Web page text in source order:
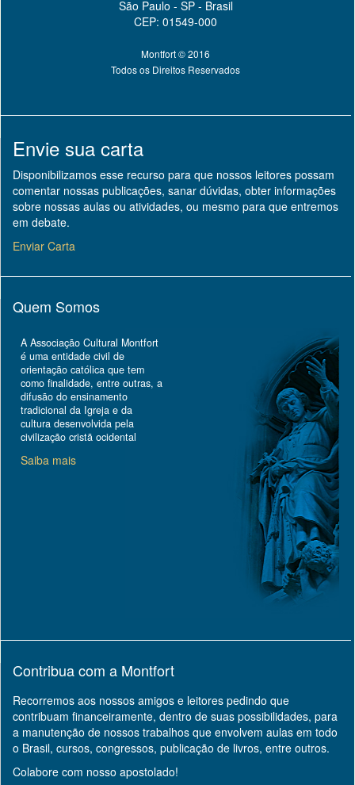
São Paulo - SP - Brasil
CEP: 01549-000
Montfort © 2016
Todos os Direitos Reservados
Envie sua carta
Disponibilizamos esse recurso para que nossos leitores possam
comentar nossas publicações, sanar dúvidas, obter informações
sobre nossas aulas ou atividades, ou mesmo para que entremos
em debate.
Enviar Carta
Quem Somos
A Associação Cultural Montfort
é uma entidade civil de
orientação católica que tem
como finalidade, entre outras, a
difusão do ensinamento
tradicional da Igreja e da
cultura desenvolvida pela
civilização cristã ocidental
Saiba mais
Contribua com a Montfort
Recorremos aos nossos amigos e leitores pedindo que
contribuam financeiramente, dentro de suas possibilidades, para
a manutenção de nossos trabalhos que envolvem aulas em todo
o Brasil, cursos, congressos, publicação de livros, entre outros.
Colabore com nosso apostolado!